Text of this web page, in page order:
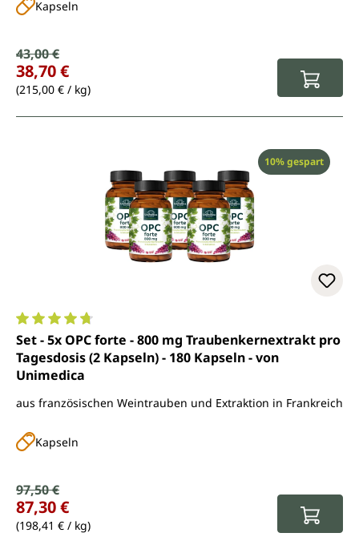
Kapseln
Verkaufspreis:
Regulärer Preis:
43,00 €
38,70 €
(215,00 € / kg)
Rabatt
10% gespart
Durchschnittliche Bewertung von 4.7 von 5 Sternen
Set - 5x OPC forte - 800 mg Traubenkernextrakt pro
Tagesdosis (2 Kapseln) - 180 Kapseln - von
Unimedica
aus französischen Weintrauben und Extraktion in Frankreich
Kapseln
Verkaufspreis:
Regulärer Preis:
97,50 €
87,30 €
(198,41 € / kg)